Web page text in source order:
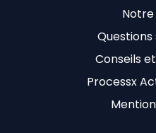
Questions
Conseils
Processx